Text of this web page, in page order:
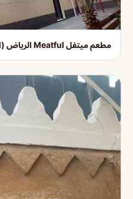
مطعم ميتفل Meatful الرياض (الأسعار+ المنيو+ الموقع)